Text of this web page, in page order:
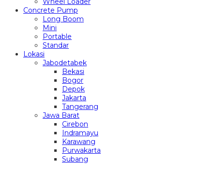
Concrete Pump
Long Boom
Mini
Portable
Standar
Lokasi
Jabodetabek
Bekasi
Bogor
Depok
Jakarta
Tangerang
Jawa Barat
Cirebon
Indramayu
Karawang
Purwakarta
Subang